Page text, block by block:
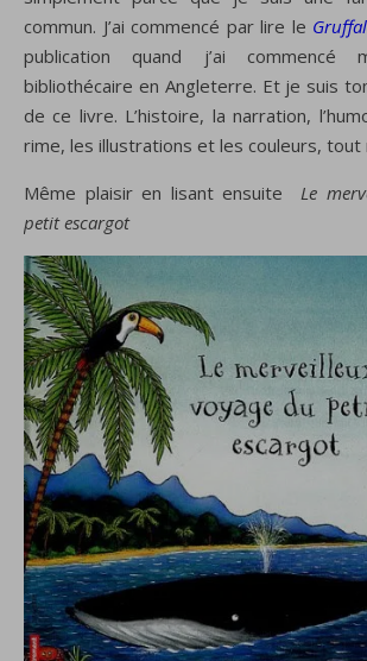
commun. J’ai commencé par lire le
publication quand j’ai commencé
bibliothécaire en Angleterre. Et je suis
de ce livre. L’histoire, la narration,
rime, les illustrations et les couleurs, tout
Même plaisir en lisant ensuite Le
petit escargot